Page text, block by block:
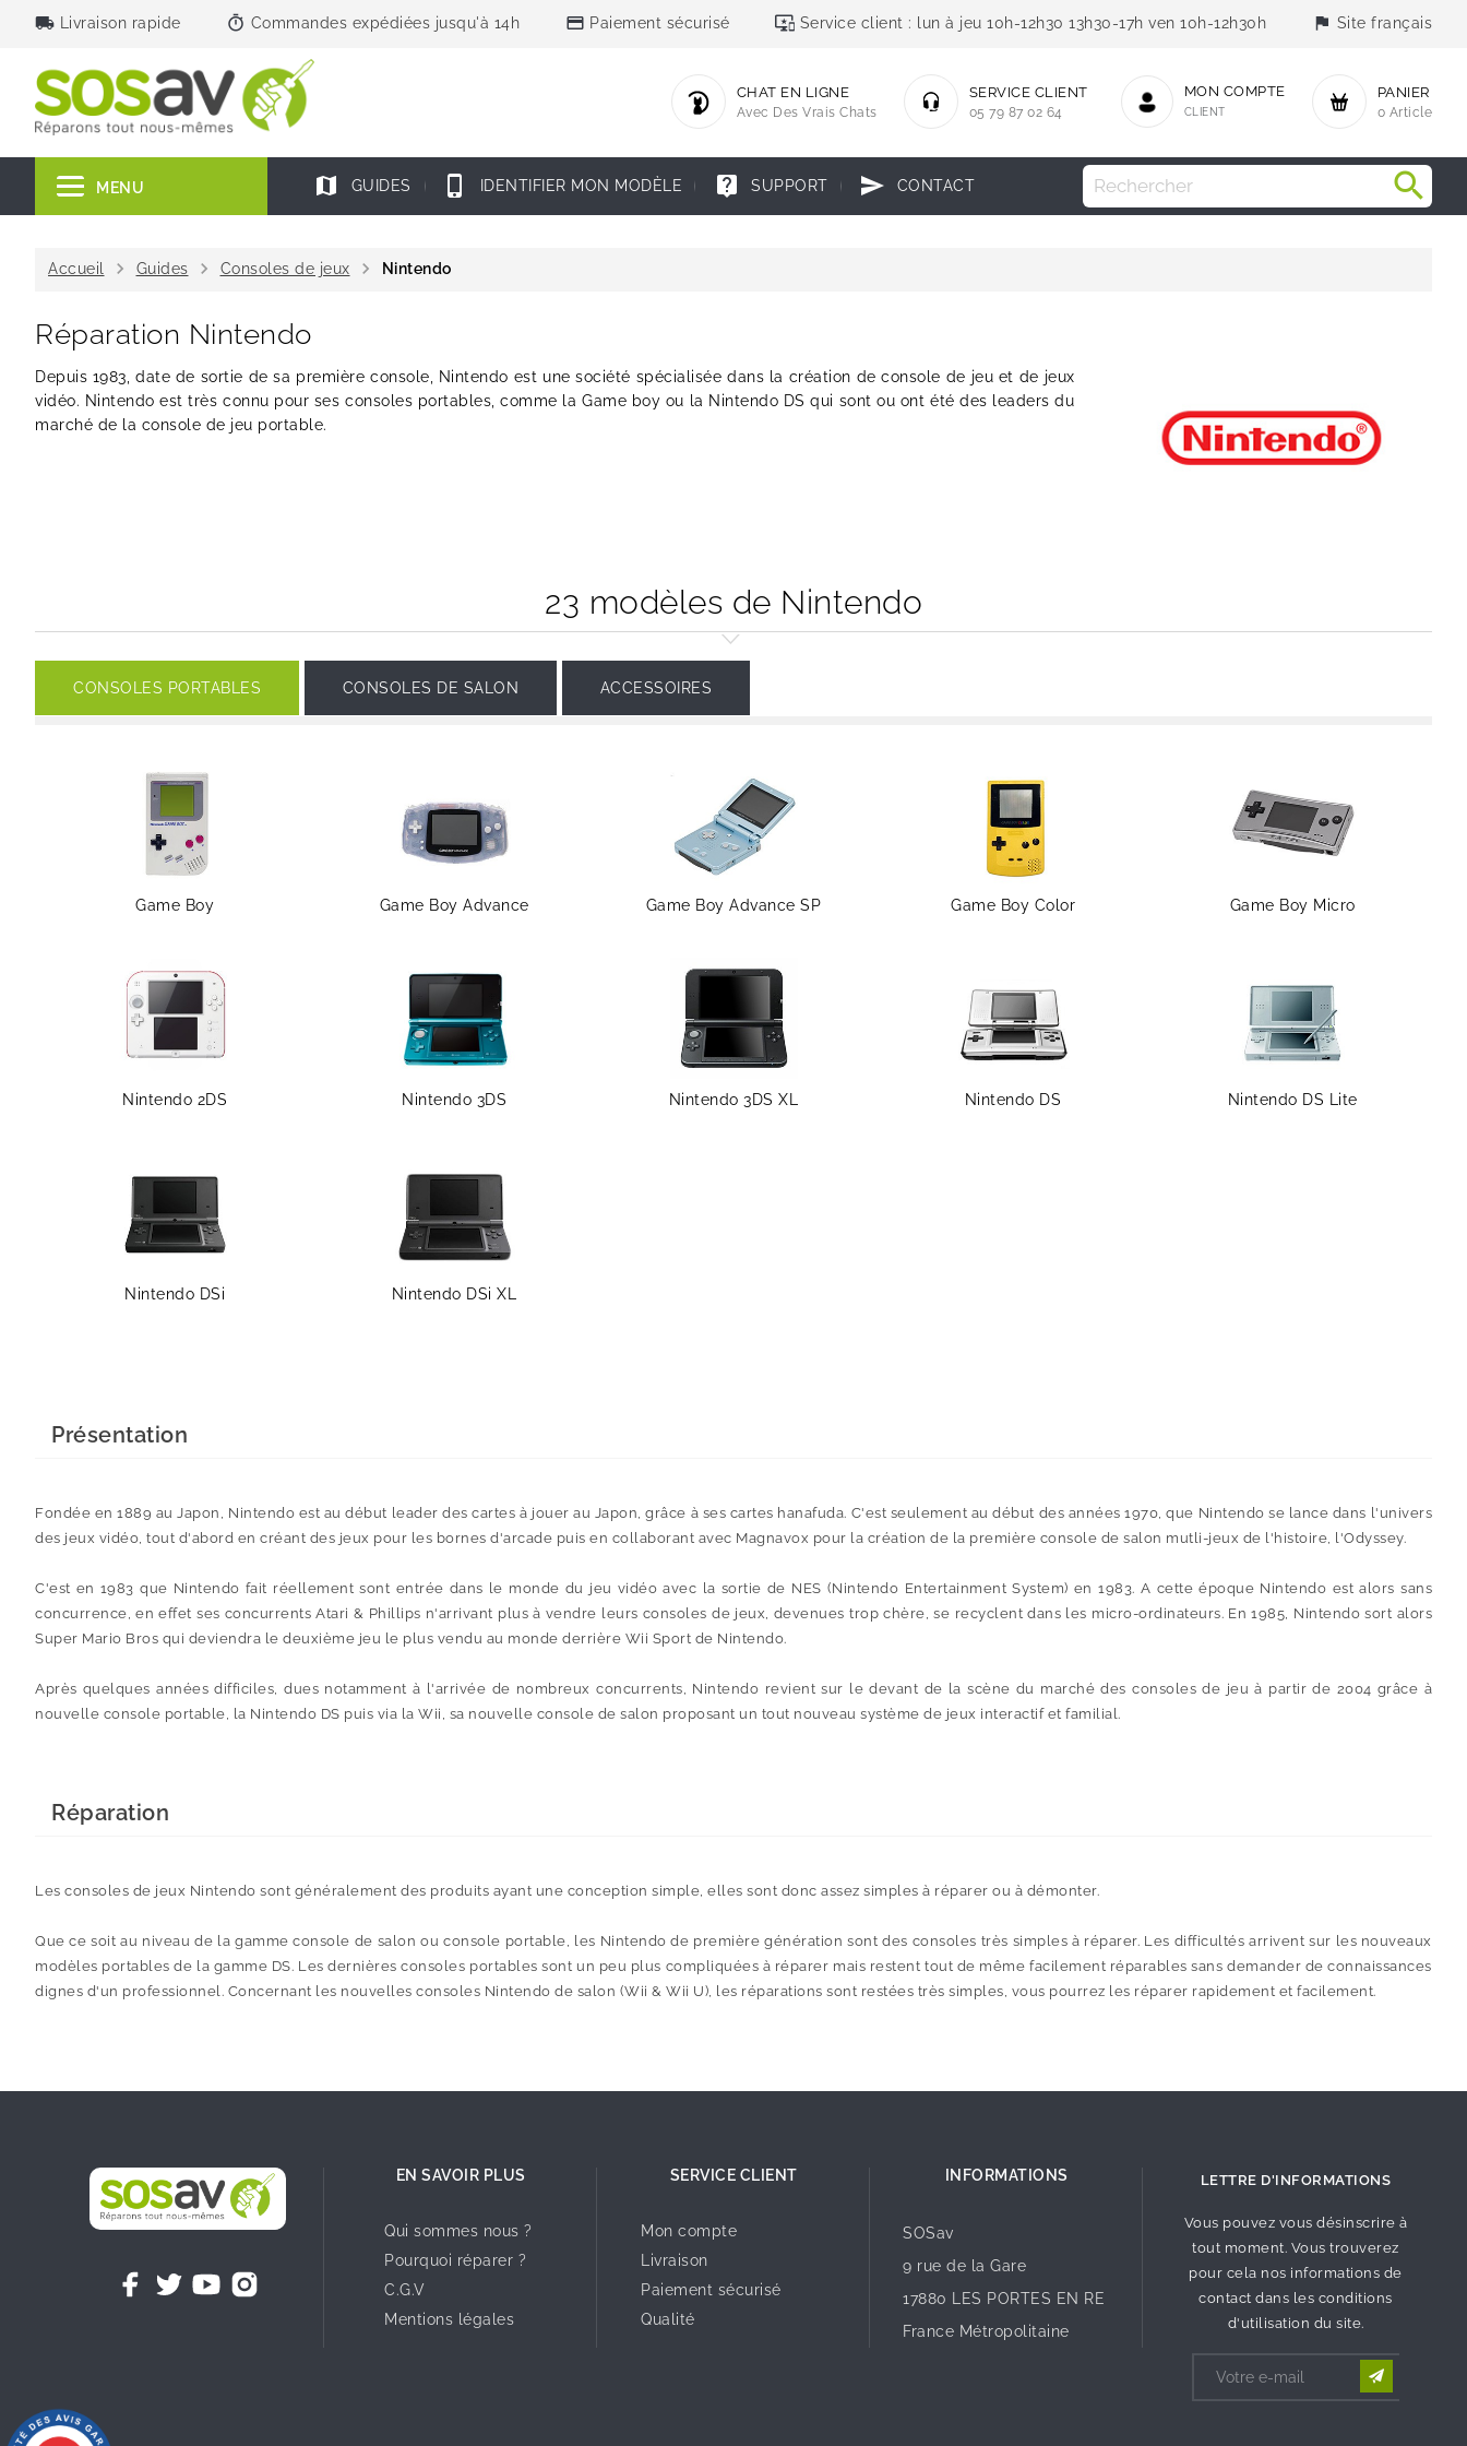
local_shipping Livraison rapide timer Commandes expédiées jusqu'à 14h credit_card Paiement sécurisé important_devices Service client : lun à jeu 10h-12h30 13h30-17h ven 10h-12h30h flag Site français
PANIER
0 Article
MON COMPTE
CLIENT
SERVICE CLIENT
05 79 87 02 64
CHAT EN LIGNE
Avec Des Vrais Chats
MENU map GUIDES phone_iphone IDENTIFIER MON MODÈLE live_help SUPPORT send CONTACT
Accueil chevron_right Guides chevron_right Consoles de jeux chevron_right Nintendo
Réparation Nintendo
Depuis 1983, date de sortie de sa première console, Nintendo est une société spécialisée dans la création de console de jeu et de jeux
vidéo. Nintendo est très connu pour ses consoles portables, comme la Game boy ou la Nintendo DS qui sont ou ont été des leaders du
marché de la console de jeu portable.
23 modèles de Nintendo
CONSOLES PORTABLES CONSOLES DE SALON ACCESSOIRES
Game Boy Game Boy Advance Game Boy Advance SP Game Boy Color Game Boy Micro
Nintendo 2DS Nintendo 3DS Nintendo 3DS XL Nintendo DS Nintendo DS Lite
Nintendo DSi Nintendo DSi XL
Présentation
Fondée en 1889 au Japon, Nintendo est au début leader des cartes à jouer au Japon, grâce à ses cartes hanafuda. C'est seulement au début des années 1970, que Nintendo se lance dans l'univers
des jeux vidéo, tout d'abord en créant des jeux pour les bornes d'arcade puis en collaborant avec Magnavox pour la création de la première console de salon mutli-jeux de l'histoire, l'Odyssey.
C'est en 1983 que Nintendo fait réellement sont entrée dans le monde du jeu vidéo avec la sortie de NES (Nintendo Entertainment System) en 1983. A cette époque Nintendo est alors sans
concurrence, en effet ses concurrents Atari & Phillips n'arrivant plus à vendre leurs consoles de jeux, devenues trop chère, se recyclent dans les micro-ordinateurs. En 1985, Nintendo sort alors
Super Mario Bros qui deviendra le deuxième jeu le plus vendu au monde derrière Wii Sport de Nintendo.
Après quelques années difficiles, dues notamment à l'arrivée de nombreux concurrents, Nintendo revient sur le devant de la scène du marché des consoles de jeu à partir de 2004 grâce à
nouvelle console portable, la Nintendo DS puis via la Wii, sa nouvelle console de salon proposant un tout nouveau système de jeux interactif et familial.
Réparation
Les consoles de jeux Nintendo sont généralement des produits ayant une conception simple, elles sont donc assez simples à réparer ou à démonter.
Que ce soit au niveau de la gamme console de salon ou console portable, les Nintendo de première génération sont des consoles très simples à réparer. Les difficultés arrivent sur les nouveaux
modèles portables de la gamme DS. Les dernières consoles portables sont un peu plus compliquées à réparer mais restent tout de même facilement réparables sans demander de connaissances
dignes d'un professionnel. Concernant les nouvelles consoles Nintendo de salon (Wii & Wii U), les réparations sont restées très simples, vous pourrez les réparer rapidement et facilement.
EN SAVOIR PLUS
Qui sommes nous ?
Pourquoi réparer ?
C.G.V
Mentions légales
SERVICE CLIENT
Mon compte
Livraison
Paiement sécurisé
Qualité
INFORMATIONS
SOSav
9 rue de la Gare
17880 LES PORTES EN RE
France Métropolitaine
LETTRE D'INFORMATIONS
Vous pouvez vous désinscrire à
tout moment. Vous trouverez
pour cela nos informations de
contact dans les conditions
d'utilisation du site.